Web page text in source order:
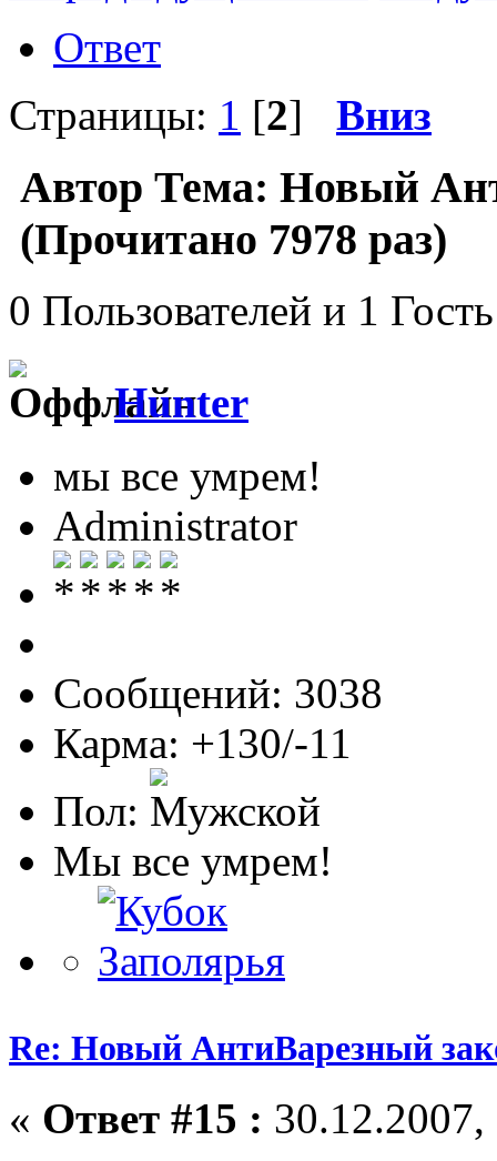
Ответ
Страницы: 1 [2] Вниз
Автор Тема: Новый
(Прочитано 7978 раз)
0 Пользователей и 1
Hunter
мы все умрем!
Administrator
Сообщений: 3038
Карма: +130/-11
Пол:
Мы все умрем!
Re: Новый АнтиВарезный
« Ответ #15 :